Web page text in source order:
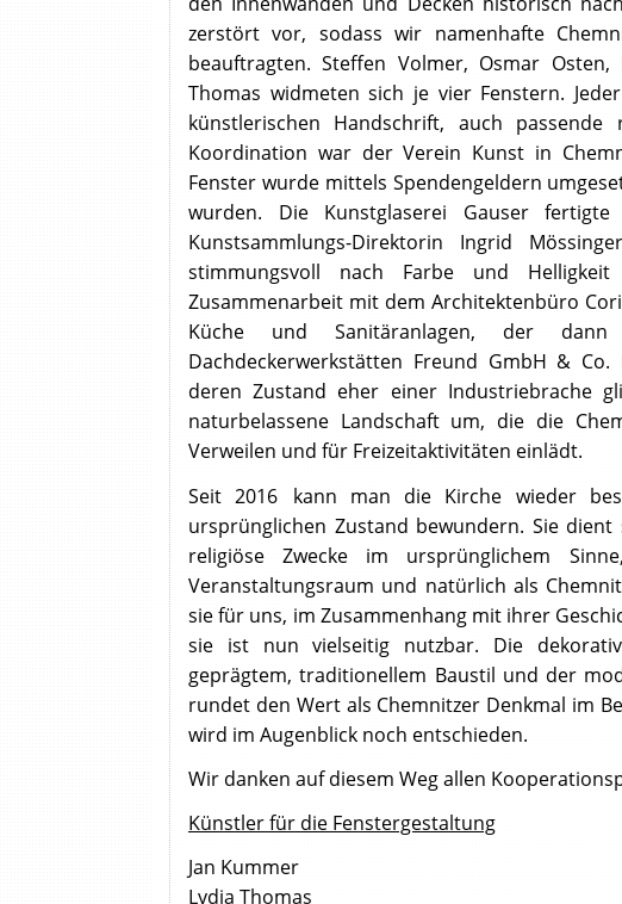
zerstört vor, sodass wir namenhafte
beauftragten. Steffen Volmer, Osmar
Thomas widmeten sich je vier Fenstern.
künstlerischen Handschrift, auch
Koordination war der Verein Kunst in
Fenster wurde mittels Spendengeldern
wurden. Die Kunstglaserei Gauser
Kunstsammlungs-Direktorin Ingrid
stimmungsvoll nach Farbe und
Zusammenarbeit mit dem Architektenbüro
Küche und Sanitäranlagen, der
Dachdeckerwerkstätten Freund GmbH &
deren Zustand eher einer Industriebrache
naturbelassene Landschaft um, die die
Verweilen und für Freizeitaktivitäten einlädt.
Seit 2016
kann man die Kirche wieder
ursprünglichen Zustand bewundern. Sie
religiöse Zwecke im ursprünglichem
Veranstaltungsraum und natürlich als
sie für uns, im Zusammenhang mit ihrer
sie ist nun vielseitig nutzbar. Die
geprägtem, traditionellem Baustil und der
rundet den Wert als Chemnitzer Denkmal im
wird im Augenblick noch entschieden.
Wir danken auf diesem Weg allen
Künstler für die Fenstergestaltung
Jan Kummer
Lydia Thomas